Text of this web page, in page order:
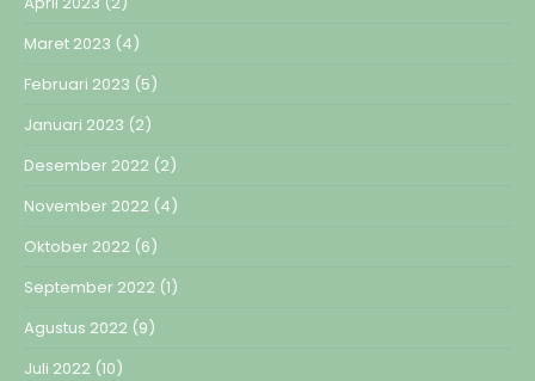
Maret 2023 (4)
Februari 2023 (5)
Januari 2023 (2)
Desember 2022 (2)
November 2022 (4)
Oktober 2022 (6)
September 2022 (1)
Agustus 2022 (9)
Juli 2022 (10)